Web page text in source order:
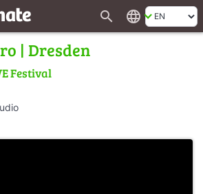
search language
| Dresden
Festival